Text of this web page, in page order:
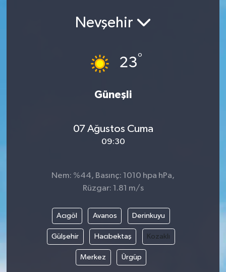
Nevşehir
23°
Güneşli
07 Ağustos Cuma
09:30
Nem: %44, Basınç: 1010 hpa hPa,
Rüzgar: 1.81 m/s
Acıgöl Avanos Derinkuyu
Gülşehir Hacıbektaş Kozaklı
Merkez Ürgüp
İlçe Haberleri
Kültür & Sanat